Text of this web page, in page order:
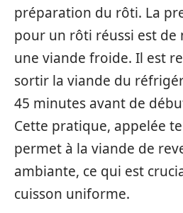
préparation du rôti. La
pour un rôti réussi est de
une viande froide. Il est
sortir la viande du
45 minutes avant de
Cette pratique, appelée
permet à la viande de
ambiante, ce qui est
cuisson uniforme.